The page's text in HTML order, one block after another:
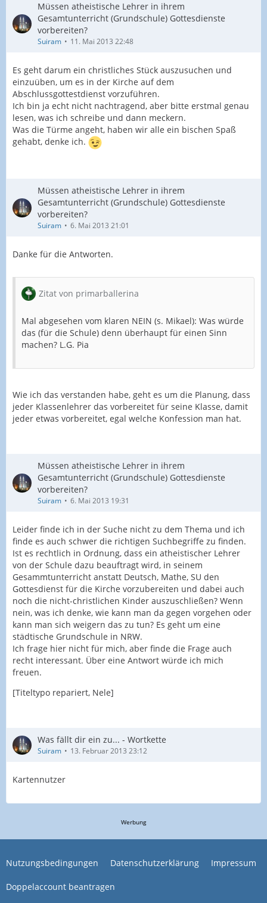
Müssen atheistische Lehrer in ihrem
Gesamtunterricht (Grundschule) Gottesdienste
vorbereiten?
Suiram 11. Mai 2013 22:48
Es geht darum ein christliches Stück auszusuchen und
einzuüben, um es in der Kirche auf dem
Abschlussgottestdienst vorzuführen.
Ich bin ja echt nicht nachtragend, aber bitte erstmal genau
lesen, was ich schreibe und dann meckern.
Was die Türme angeht, haben wir alle ein bischen Spaß
gehabt, denke ich.
Müssen atheistische Lehrer in ihrem
Gesamtunterricht (Grundschule) Gottesdienste
vorbereiten?
Suiram 6. Mai 2013 21:01
Danke für die Antworten.
Zitat von primarballerina
Mal abgesehen vom klaren NEIN (s. Mikael): Was würde
das (für die Schule) denn überhaupt für einen Sinn
machen? L.G. Pia
Wie ich das verstanden habe, geht es um die Planung, dass
jeder Klassenlehrer das vorbereitet für seine Klasse, damit
jeder etwas vorbereitet, egal welche Konfession man hat.
Müssen atheistische Lehrer in ihrem
Gesamtunterricht (Grundschule) Gottesdienste
vorbereiten?
Suiram 6. Mai 2013 19:31
Leider finde ich in der Suche nicht zu dem Thema und ich
finde es auch schwer die richtigen Suchbegriffe zu finden.
Ist es rechtlich in Ordnung, dass ein atheistischer Lehrer
von der Schule dazu beauftragt wird, in seinem
Gesammtunterricht anstatt Deutsch, Mathe, SU den
Gottesdienst für die Kirche vorzubereiten und dabei auch
noch die nicht-christlichen Kinder auszuschließen? Wenn
nein, was ich denke, wie kann man da gegen vorgehen oder
kann man sich weigern das zu tun? Es geht um eine
städtische Grundschule in NRW.
Ich frage hier nicht für mich, aber finde die Frage auch
recht interessant. Über eine Antwort würde ich mich
freuen.
[Titeltypo repariert, Nele]
Was fällt dir ein zu... - Wortkette
Suiram 13. Februar 2013 23:12
Kartennutzer
Werbung
Nutzungsbedingungen Datenschutzerklärung Impressum
Doppelaccount beantragen